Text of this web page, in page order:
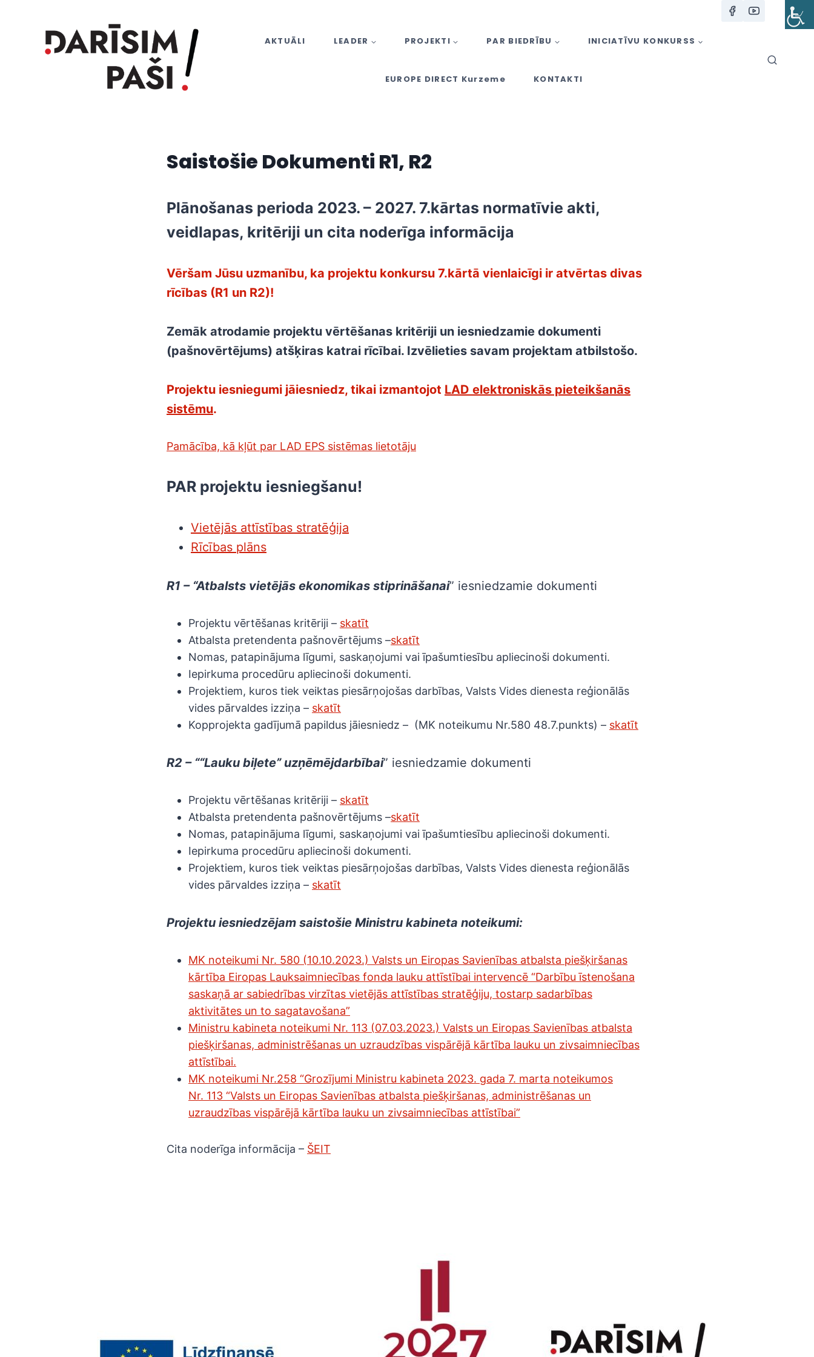
AKTUĀLI LEADER PROJEKTI PAR BIEDRĪBU INICIATĪVU KONKURSS
EUROPE DIRECT Kurzeme KONTAKTI
Saistošie Dokumenti R1, R2
Plānošanas perioda 2023. – 2027. 7.kārtas normatīvie akti,
veidlapas, kritēriji un cita noderīga informācija
Vēršam Jūsu uzmanību, ka projektu konkursu 7.kārtā vienlaicīgi ir atvērtas divas
rīcības (R1 un R2)!
Zemāk atrodamie projektu vērtēšanas kritēriji un iesniedzamie dokumenti
(pašnovērtējums) atšķiras katrai rīcībai. Izvēlieties savam projektam atbilstošo.
Projektu iesniegumi jāiesniedz, tikai izmantojot LAD elektroniskās pieteikšanās
sistēmu.
Pamācība, kā kļūt par LAD EPS sistēmas lietotāju
PAR projektu iesniegšanu!
Vietējās attīstības stratēģija
Rīcības plāns
R1 – “Atbalsts vietējās ekonomikas stiprināšanai” iesniedzamie dokumenti
Projektu vērtēšanas kritēriji – skatīt
Atbalsta pretendenta pašnovērtējums –skatīt
Nomas, patapinājuma līgumi, saskaņojumi vai īpašumtiesību apliecinoši dokumenti.
Iepirkuma procedūru apliecinoši dokumenti.
Projektiem, kuros tiek veiktas piesārņojošas darbības, Valsts Vides dienesta reģionālās
vides pārvaldes izziņa – skatīt
Kopprojekta gadījumā papildus jāiesniedz – (MK noteikumu Nr.580 48.7.punkts) – skatīt
R2 – ““Lauku biļete” uzņēmējdarbībai” iesniedzamie dokumenti
Projektu vērtēšanas kritēriji – skatīt
Atbalsta pretendenta pašnovērtējums –skatīt
Nomas, patapinājuma līgumi, saskaņojumi vai īpašumtiesību apliecinoši dokumenti.
Iepirkuma procedūru apliecinoši dokumenti.
Projektiem, kuros tiek veiktas piesārņojošas darbības, Valsts Vides dienesta reģionālās
vides pārvaldes izziņa – skatīt
Projektu iesniedzējam saistošie Ministru kabineta noteikumi:
MK noteikumi Nr. 580 (10.10.2023.) Valsts un Eiropas Savienības atbalsta piešķiršanas
kārtība Eiropas Lauksaimniecības fonda lauku attīstībai intervencē “Darbību īstenošana
saskaņā ar sabiedrības virzītas vietējās attīstības stratēģiju, tostarp sadarbības
aktivitātes un to sagatavošana”
Ministru kabineta noteikumi Nr. 113 (07.03.2023.) Valsts un Eiropas Savienības atbalsta
piešķiršanas, administrēšanas un uzraudzības vispārējā kārtība lauku un zivsaimniecības
attīstībai.
MK noteikumi Nr.258 “Grozījumi Ministru kabineta 2023. gada 7. marta noteikumos
Nr. 113 “Valsts un Eiropas Savienības atbalsta piešķiršanas, administrēšanas un
uzraudzības vispārējā kārtība lauku un zivsaimniecības attīstībai”
Cita noderīga informācija – ŠEIT